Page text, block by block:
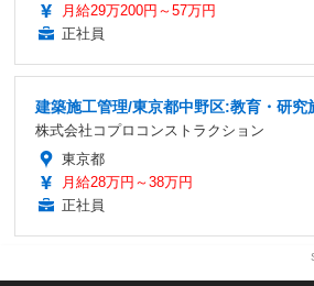
月給29万200円～57万円
正社員
建築施工管理/東京都中野区:教育・研究
株式会社コプロコンストラクション
東京都
月給28万円～38万円
正社員